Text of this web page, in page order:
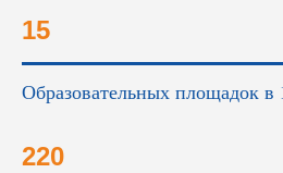
15
Образовательных площадок в
220